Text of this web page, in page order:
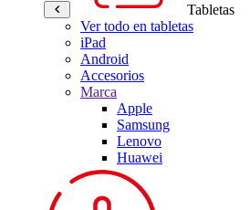
Tabletas
Ver todo en tabletas
iPad
Android
Accesorios
Marca
Apple
Samsung
Lenovo
Huawei